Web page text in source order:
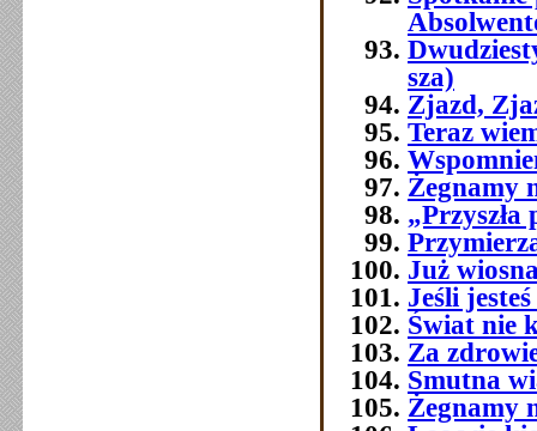
sza)
Zjazd,
Teraz
Żegnamy
„Przyszła
Już
Jeśli
Świat nie
Za
Smutna
Żegnamy